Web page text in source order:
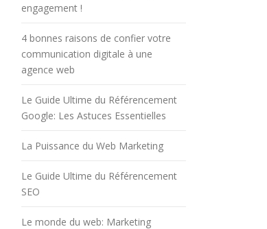
engagement !
4 bonnes raisons de confier votre
communication digitale à une
agence web
Le Guide Ultime du Référencement
Google: Les Astuces Essentielles
La Puissance du Web Marketing
Le Guide Ultime du Référencement
SEO
Le monde du web: Marketing